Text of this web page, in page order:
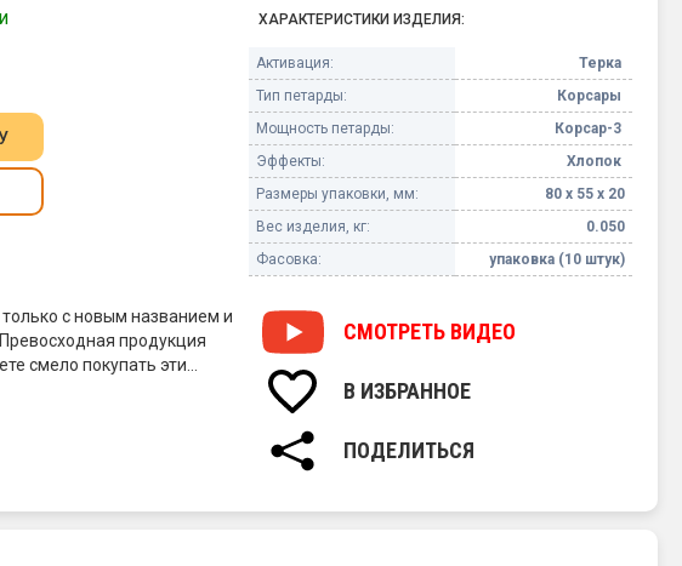
с новым названием и
продукция
смело покупать эти
ХАРАКТЕРИСТИКИ ИЗДЕЛИЯ:
Активация:
Терка
Тип петарды:
Корсары
Мощность петарды:
Корсар-3
Эффекты:
Хлопок
Размеры упаковки, мм:
80 х 55 х 20
Вес изделия, кг:
0.050
Фасовка:
упаковка (10 штук)
СМОТРЕТЬ ВИДЕО
В ИЗБРАННОЕ
ПОДЕЛИТЬСЯ